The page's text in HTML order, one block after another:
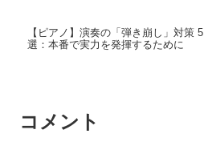
【ピアノ】演奏の「弾き崩し」対策 5
選：本番で実力を発揮するために
コメント